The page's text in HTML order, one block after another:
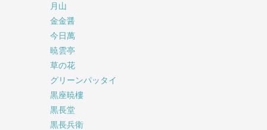
月山
金金醤
今日萬
暁雲亭
草の花
グリーンパッタイ
黒座暁樓
黒長堂
黒長兵衛